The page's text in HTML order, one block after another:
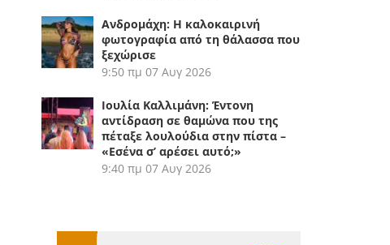
Ανδρομάχη: Η καλοκαιρινή
φωτογραφία από τη θάλασσα που
ξεχώρισε
9:50 πμ 07 Αυγ 2026
Ιουλία Καλλιμάνη: Έντονη
αντίδραση σε θαμώνα που της
πέταξε λουλούδια στην πίστα –
«Εσένα σ’ αρέσει αυτό;»
9:40 πμ 07 Αυγ 2026